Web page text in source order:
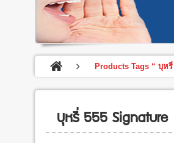
Products Tags “ บุห
บุหรี่ 555 Signature